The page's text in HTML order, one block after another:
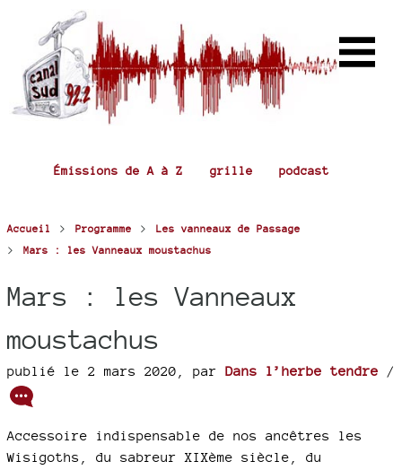
Émissions de A à Z grille podcast
Accueil > Programme > Les vanneaux de Passage
> Mars : les Vanneaux moustachus
Mars : les Vanneaux
moustachus
publié le 2 mars 2020 par Dans l’herbe tendre /
Accessoire indispensable de nos ancêtres les
Wisigoths, du sabreur XIXème siècle, du